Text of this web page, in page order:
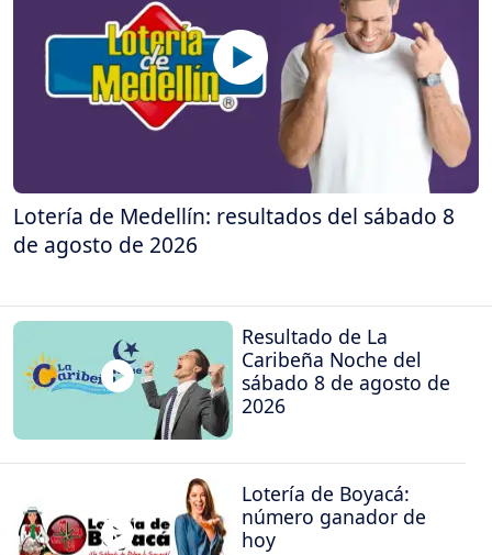
Lotería de Medellín: resultados del sábado 8
de agosto de 2026
Resultado de La
Caribeña Noche del
sábado 8 de agosto de
2026
Lotería de Boyacá:
número ganador de
hoy